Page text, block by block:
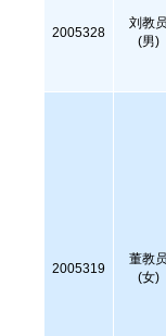
2005328
刘教员
(男)
2005319
董教员
(女)